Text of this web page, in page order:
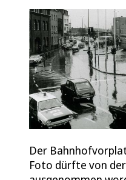
Der
Foto dürfte von